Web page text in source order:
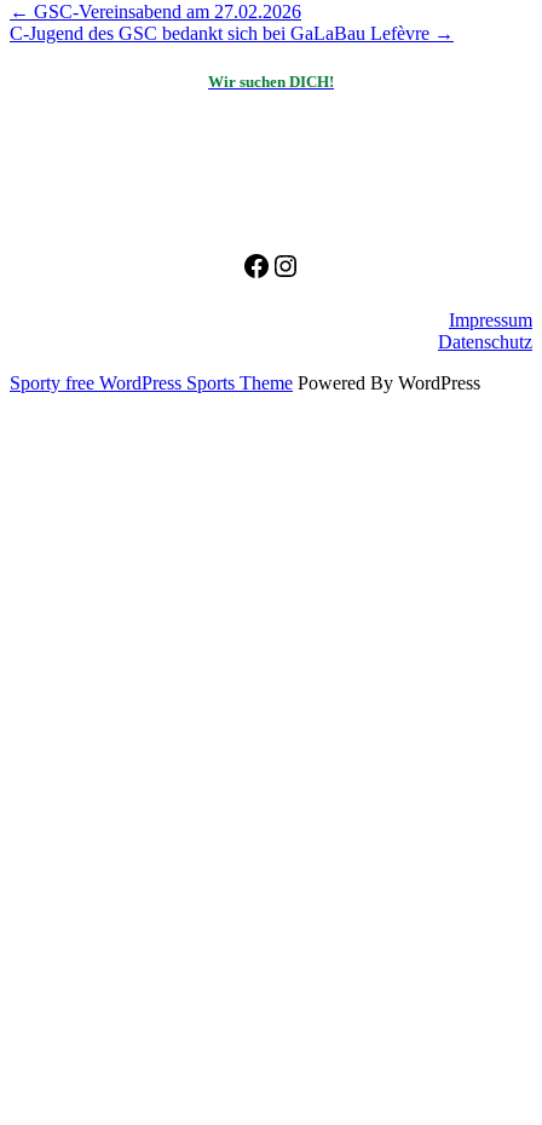
← GSC-Vereinsabend am 27.02.2026
C-Jugend des GSC bedankt sich bei GaLaBau Lefèvre →
Wir suchen DICH!
Facebook
Instagram
Impressum
Datenschutz
Sporty free WordPress Sports Theme Powered By WordPress